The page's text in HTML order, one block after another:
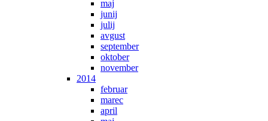
maj
junij
julij
avgust
september
oktober
november
2014
februar
marec
april